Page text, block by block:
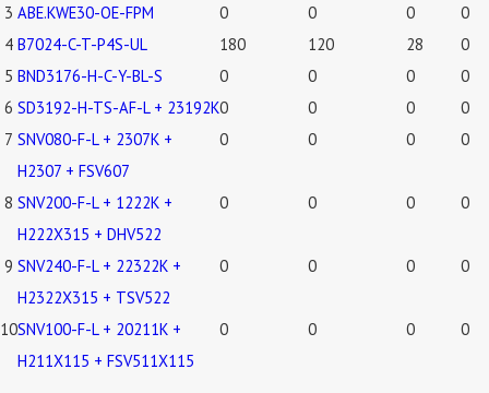
3 ABE.KWE30-OE-FPM 0 0 0
0
4 B7024-C-T-P4S-UL 180 120 28
0
5 BND3176-H-C-Y-BL-S 0 0 0
0
6 SD3192-H-TS-AF-L + 23192K0 0 0
0
7 SNV080-F-L + 2307K +
H2307 + FSV607
0 0 0 0
8 SNV200-F-L + 1222K +
H222X315 + DHV522
0 0 0 0
9 SNV240-F-L + 22322K +
H2322X315 + TSV522
0 0 0 0
10SNV100-F-L + 20211K +
H211X115 + FSV511X115
0 0 0 0